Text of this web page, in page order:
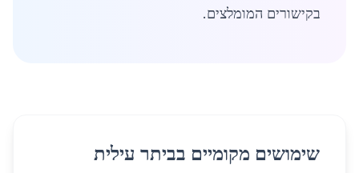
בקישורים המומלצים.
שימושים מקומיים בביתר עילית